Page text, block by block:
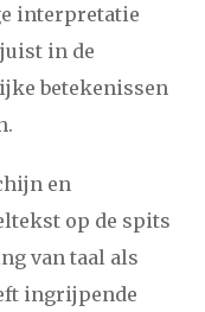
interpretatie
in de
betekenissen
en
op de spits
van taal als
ingrijpende